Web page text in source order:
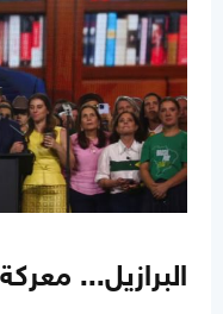
البرازيل...